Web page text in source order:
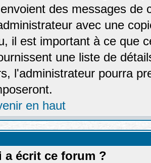
des messages de
avec une
il est important à ce que
une liste de
l'administrateur pourra
en haut
a écrit ce forum ?